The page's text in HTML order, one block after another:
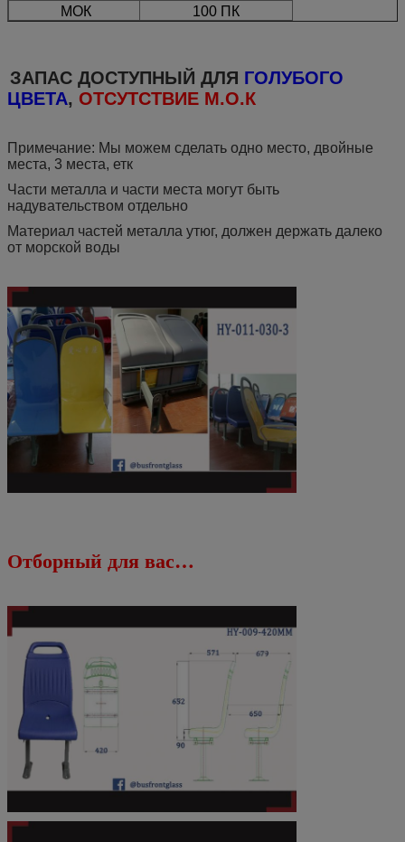
МОК
100 ПК
ЗАПАС ДОСТУПНЫЙ ДЛЯ ГОЛУБОГО
ЦВЕТА, ОТСУТСТВИЕ М.О.К
Примечание: Мы можем сделать одно место, двойные
места, 3 места, етк
Части металла и части места могут быть
надувательством отдельно
Материал частей металла утюг, должен держать далеко
от морской воды
Отборный для вас…